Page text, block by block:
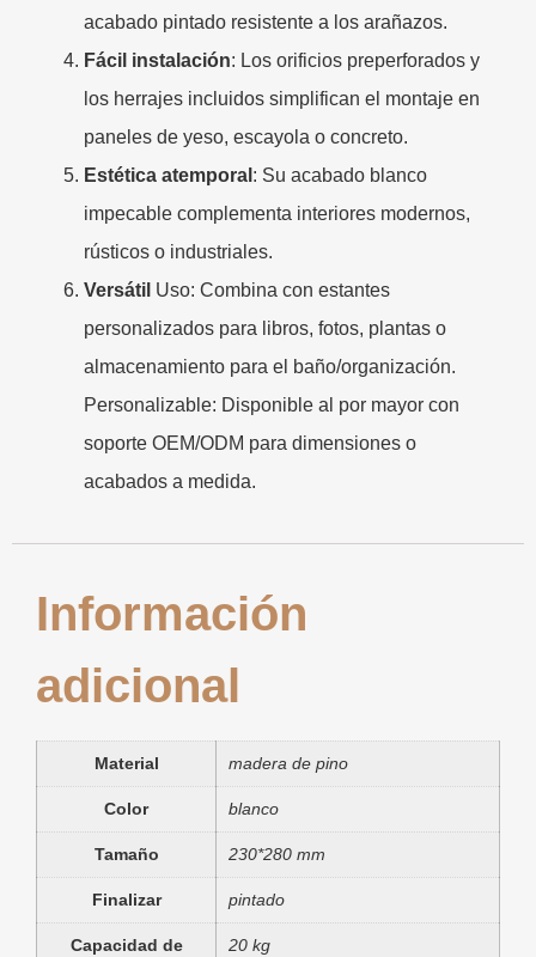
acabado pintado resistente a los arañazos.
Fácil instalación: Los orificios preperforados y
los herrajes incluidos simplifican el montaje en
paneles de yeso, escayola o concreto.
Estética atemporal : Su acabado blanco
impecable complementa interiores modernos,
rústicos o industriales.
Versátil Uso: Combina con estantes
personalizados para libros, fotos, plantas o
almacenamiento para el baño/organización.
Personalizable: Disponible al por mayor con
soporte OEM/ODM para dimensiones o
acabados a medida.
Información
adicional
Material madera de pino
Color blanco
Tamaño 230*280 mm
Finalizar pintado
Capacidad de
20 kg